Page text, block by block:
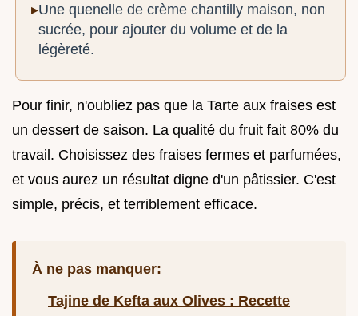
Une quenelle de crème chantilly maison, non
sucrée, pour ajouter du volume et de la
légèreté.
Pour finir, n'oubliez pas que la Tarte aux fraises est
un dessert de saison. La qualité du fruit fait 80% du
travail. Choisissez des fraises fermes et parfumées,
et vous aurez un résultat digne d'un pâtissier. C'est
simple, précis, et terriblement efficace.
À ne pas manquer:
Tajine de Kefta aux Olives : Recette